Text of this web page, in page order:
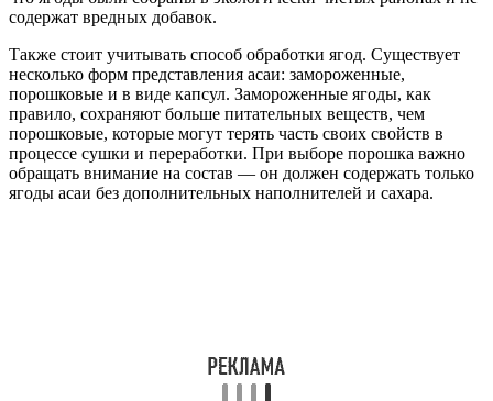
содержат вредных добавок.
Также стоит учитывать способ обработки ягод. Существует
несколько форм представления асаи: замороженные,
порошковые и в виде капсул. Замороженные ягоды, как
правило, сохраняют больше питательных веществ, чем
порошковые, которые могут терять часть своих свойств в
процессе сушки и переработки. При выборе порошка важно
обращать внимание на состав — он должен содержать только
ягоды асаи без дополнительных наполнителей и сахара.